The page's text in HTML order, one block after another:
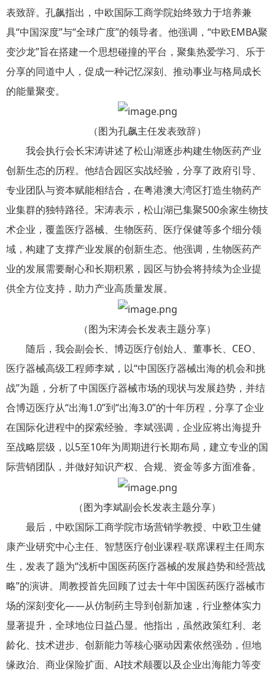
表致辞。孔飙指出，中欧国际工商学院始终致力于培养兼
具“中国深度”与“全球广度”的领导者。他强调，“中欧EMBA聚
变沙龙”旨在搭建一个思想碰撞的平台，聚集热爱学习、乐于
分享的同道中人，促成一种记忆深刻、推动事业与格局成长
的能量聚变。
（图为孔飙主任发表致辞）
我会执行会长宋涛讲述了松山湖逐步构建生物医药产业
创新生态的历程。他结合园区实战经验，分享了政府引导、
专业团队与资本赋能相结合，在粤港澳大湾区打造生物药产
业集群的独特路径。宋涛表示，松山湖已集聚500余家生物技
术企业，覆盖医疗器械、生物医药、医疗保健等多个细分领
域，构建了支撑产业发展的创新生态。他强调，生物医药产
业的发展需要耐心和长期积累，园区与协会将持续为企业提
供全方位支持，助力产业高质量发展。
（图为宋涛会长发表主题分享）
随后，我会副会长、博迈医疗创始人、董事长、CEO、
医疗器械高级工程师李斌，以“中国医疗器械出海的机会和挑
战”为题，分析了中国医疗器械市场的现状与发展趋势，并结
合博迈医疗从“出海1.0”到“出海3.0”的十年历程，分享了企业
在国际化进程中的探索经验。李斌强调，企业应将出海提升
至战略层级，以5至10年为周期进行长期布局，建立专业的国
际营销团队，并做好知识产权、合规、资金等多方面准备。
（图为李斌副会长发表主题分享）
最后，中欧国际工商学院市场营销学教授、中欧卫生健
康产业研究中心主任、智慧医疗创业课程-联席课程主任周东
生，发表了题为“浅析中国医药医疗器械的发展趋势和经营战
略”的演讲。周教授首先回顾了过去十年中国医药医疗器械市
场的深刻变化——从仿制药主导到创新加速，行业整体实力
显著提升，全球地位日益凸显。他指出，虽然政策红利、老
龄化、技术进步、创新能力等核心驱动因素依然强劲，但地
缘政治、商业保险扩面、AI技术颠覆以及企业出海能力等变